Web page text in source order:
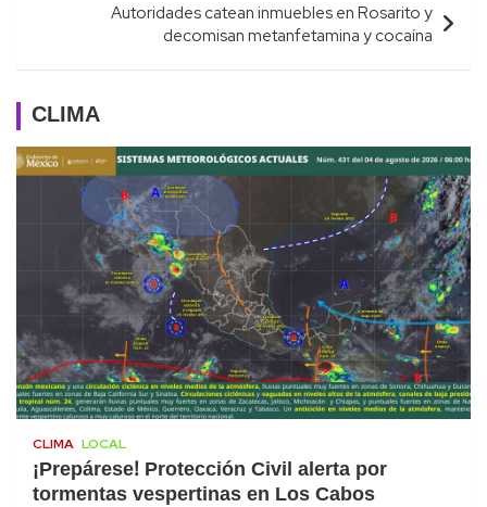
Autoridades catean inmuebles en Rosarito y
decomisan metanfetamina y cocaína
CLIMA
CLIMA LOCAL
¡Prepárese! Protección Civil alerta por
tormentas vespertinas en Los Cabos